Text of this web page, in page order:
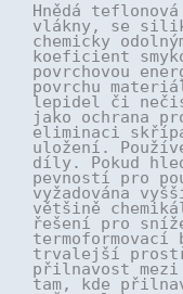
Hnědá
vlákny, se
chemicky
koeficient
povrchovou
povrchu
lepidel či
jako ochrana
eliminaci
uložení.
díly. Pokud
pevností pro
vyžadována
většině
řešení pro
trvalejší
přilnavost mezi
tam, kde